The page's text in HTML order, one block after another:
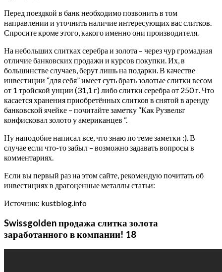
Перед поездкой в банк необходимо позвонить в том
направлении и уточнить наличие интересующих вас слитков.
Спросите кроме этого, какого именно они производителя.
На небольших слитках серебра и золота – через чур громадная
отличие банковских продажи и курсов покупки. Их, в
большинстве случаев, берут лишь на подарки. В качестве
инвестиции “для себя” имеет суть брать золотые слитки весом
от 1 тройской унции (31,1 г) либо слитки серебра от 250 г. Что
касается хранения приобретённых слитков в снятой в аренду
банковской ячейке – почитайте заметку “Как Рузвельт
конфисковал золото у американцев “.
Ну наподобие написал все, что знаю по теме заметки :). В
случае если что-то забыл – возможно задавать вопросы в
комментариях.
Если вы первый раз на этом сайте, рекомендую почитать об
инвестициях в драгоценные металлы статьи:
Источник: kustblog.info
Swissgolden продажа слитка золота
заработанного в компании! 18